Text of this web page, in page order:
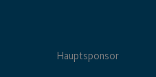
Hauptsponsor